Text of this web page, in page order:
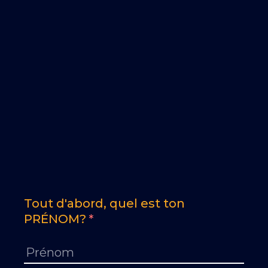
Tout d'abord, quel est ton
PRÉNOM? *